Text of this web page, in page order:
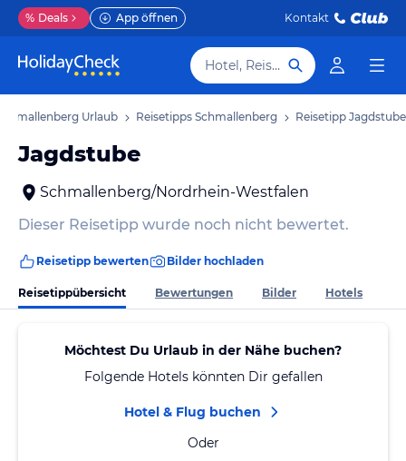
% Deals App öffnen Kontakt
Hotel, Reiseziel
Urlaub Reisetipps Schmallenberg Reisetipp Jagdstube
Jagdstube
Schmallenberg/Nordrhein-Westfalen
Dieser Reisetipp wurde noch nicht bewertet.
Reisetipp bewerten Bilder hochladen
Reisetippübersicht Bewertungen Bilder Hotels
Möchtest Du Urlaub in der Nähe buchen?
Folgende Hotels könnten Dir gefallen
Hotel & Flug buchen
Oder